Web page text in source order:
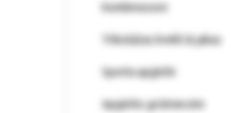
Kombinezoni
Trikotāžas krekli & jakas
Sporta apģērbi
Apģērbs grūtniecēm